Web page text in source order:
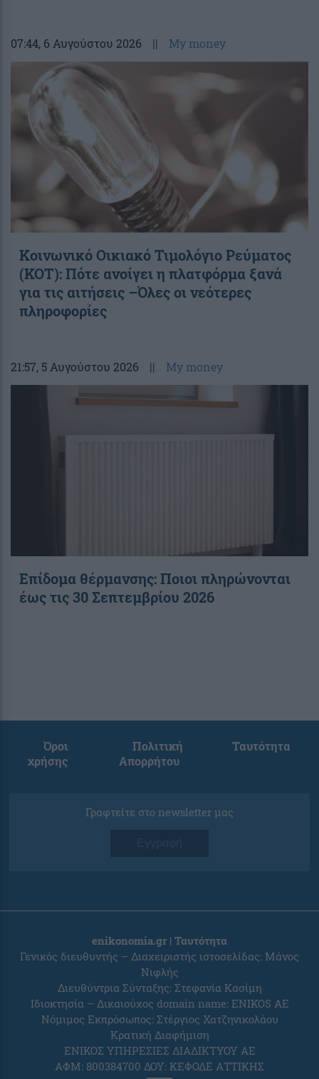
07:44, 6 Αυγούστου 2026 || My money
Κοινωνικό Οικιακό Τιμολόγιο Ρεύματος
(ΚΟΤ): Πότε ανοίγει η πλατφόρμα ξανά
για τις αιτήσεις –Όλες οι νεότερες
πληροφορίες
21:57, 5 Αυγούστου 2026 || My money
Επίδομα θέρμανσης: Ποιοι πληρώνονται
έως τις 30 Σεπτεμβρίου 2026
Όροι
χρήσης
Πολιτική
Απορρήτου
Ταυτότητα
Γραφτείτε στο newsletter μας
Εγγραφή
enikonomia.gr | Ταυτότητα
Γενικός διευθυντής – Διαχειριστής ιστοσελίδας: Μάνος
Νιφλής
Διευθύντρια Σύνταξης: Στεφανία Κασίμη
Ιδιοκτησία – Δικαιούχος domain name: ENIKOS AE
Νόμιμος Εκπρόσωπος: Στέργιος Χατζηνικολάου
Κρατική Διαφήμιση
ΕΝΙΚΟΣ ΥΠΗΡΕΣΙΕΣ ΔΙΑΔΙΚΤΥΟΥ ΑΕ
ΑΦΜ: 800384700 ΔΟΥ: ΚΕΦΟΔΕ ΑΤΤΙΚΗΣ